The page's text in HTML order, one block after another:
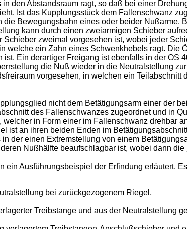
den Abstandsraum ragt, so daß bei einer
Ist das Kupplungsstück dem Fallenschwanz
Bewegungsbahn eines oder beider Nußarme.
kann durch einen zweiarmigen Schieber
zweimal vorgesehen ist, wobei jeder
welche ein Zahn eines Schwenkhebels ragt. Die
Ein derartiger Freigang ist ebenfalls in der OS
die Nuß wieder in die Neutralstellung
vorgesehen, in welchen ein
nicht dem Betätigungsarm einer der
des Fallenschwanzes zugeordnet und in
in Form einer im Fallenschwanz drehbar
ist an ihren beiden Enden im
der einen Extremstellung von einem
Nußhälfte beaufschlagbar ist, wobei dann
Ausführungsbeispiel der Erfindung erläutert.
bei zurückgezogenem Riegel,
Treibstange und aus der Neutralstellung